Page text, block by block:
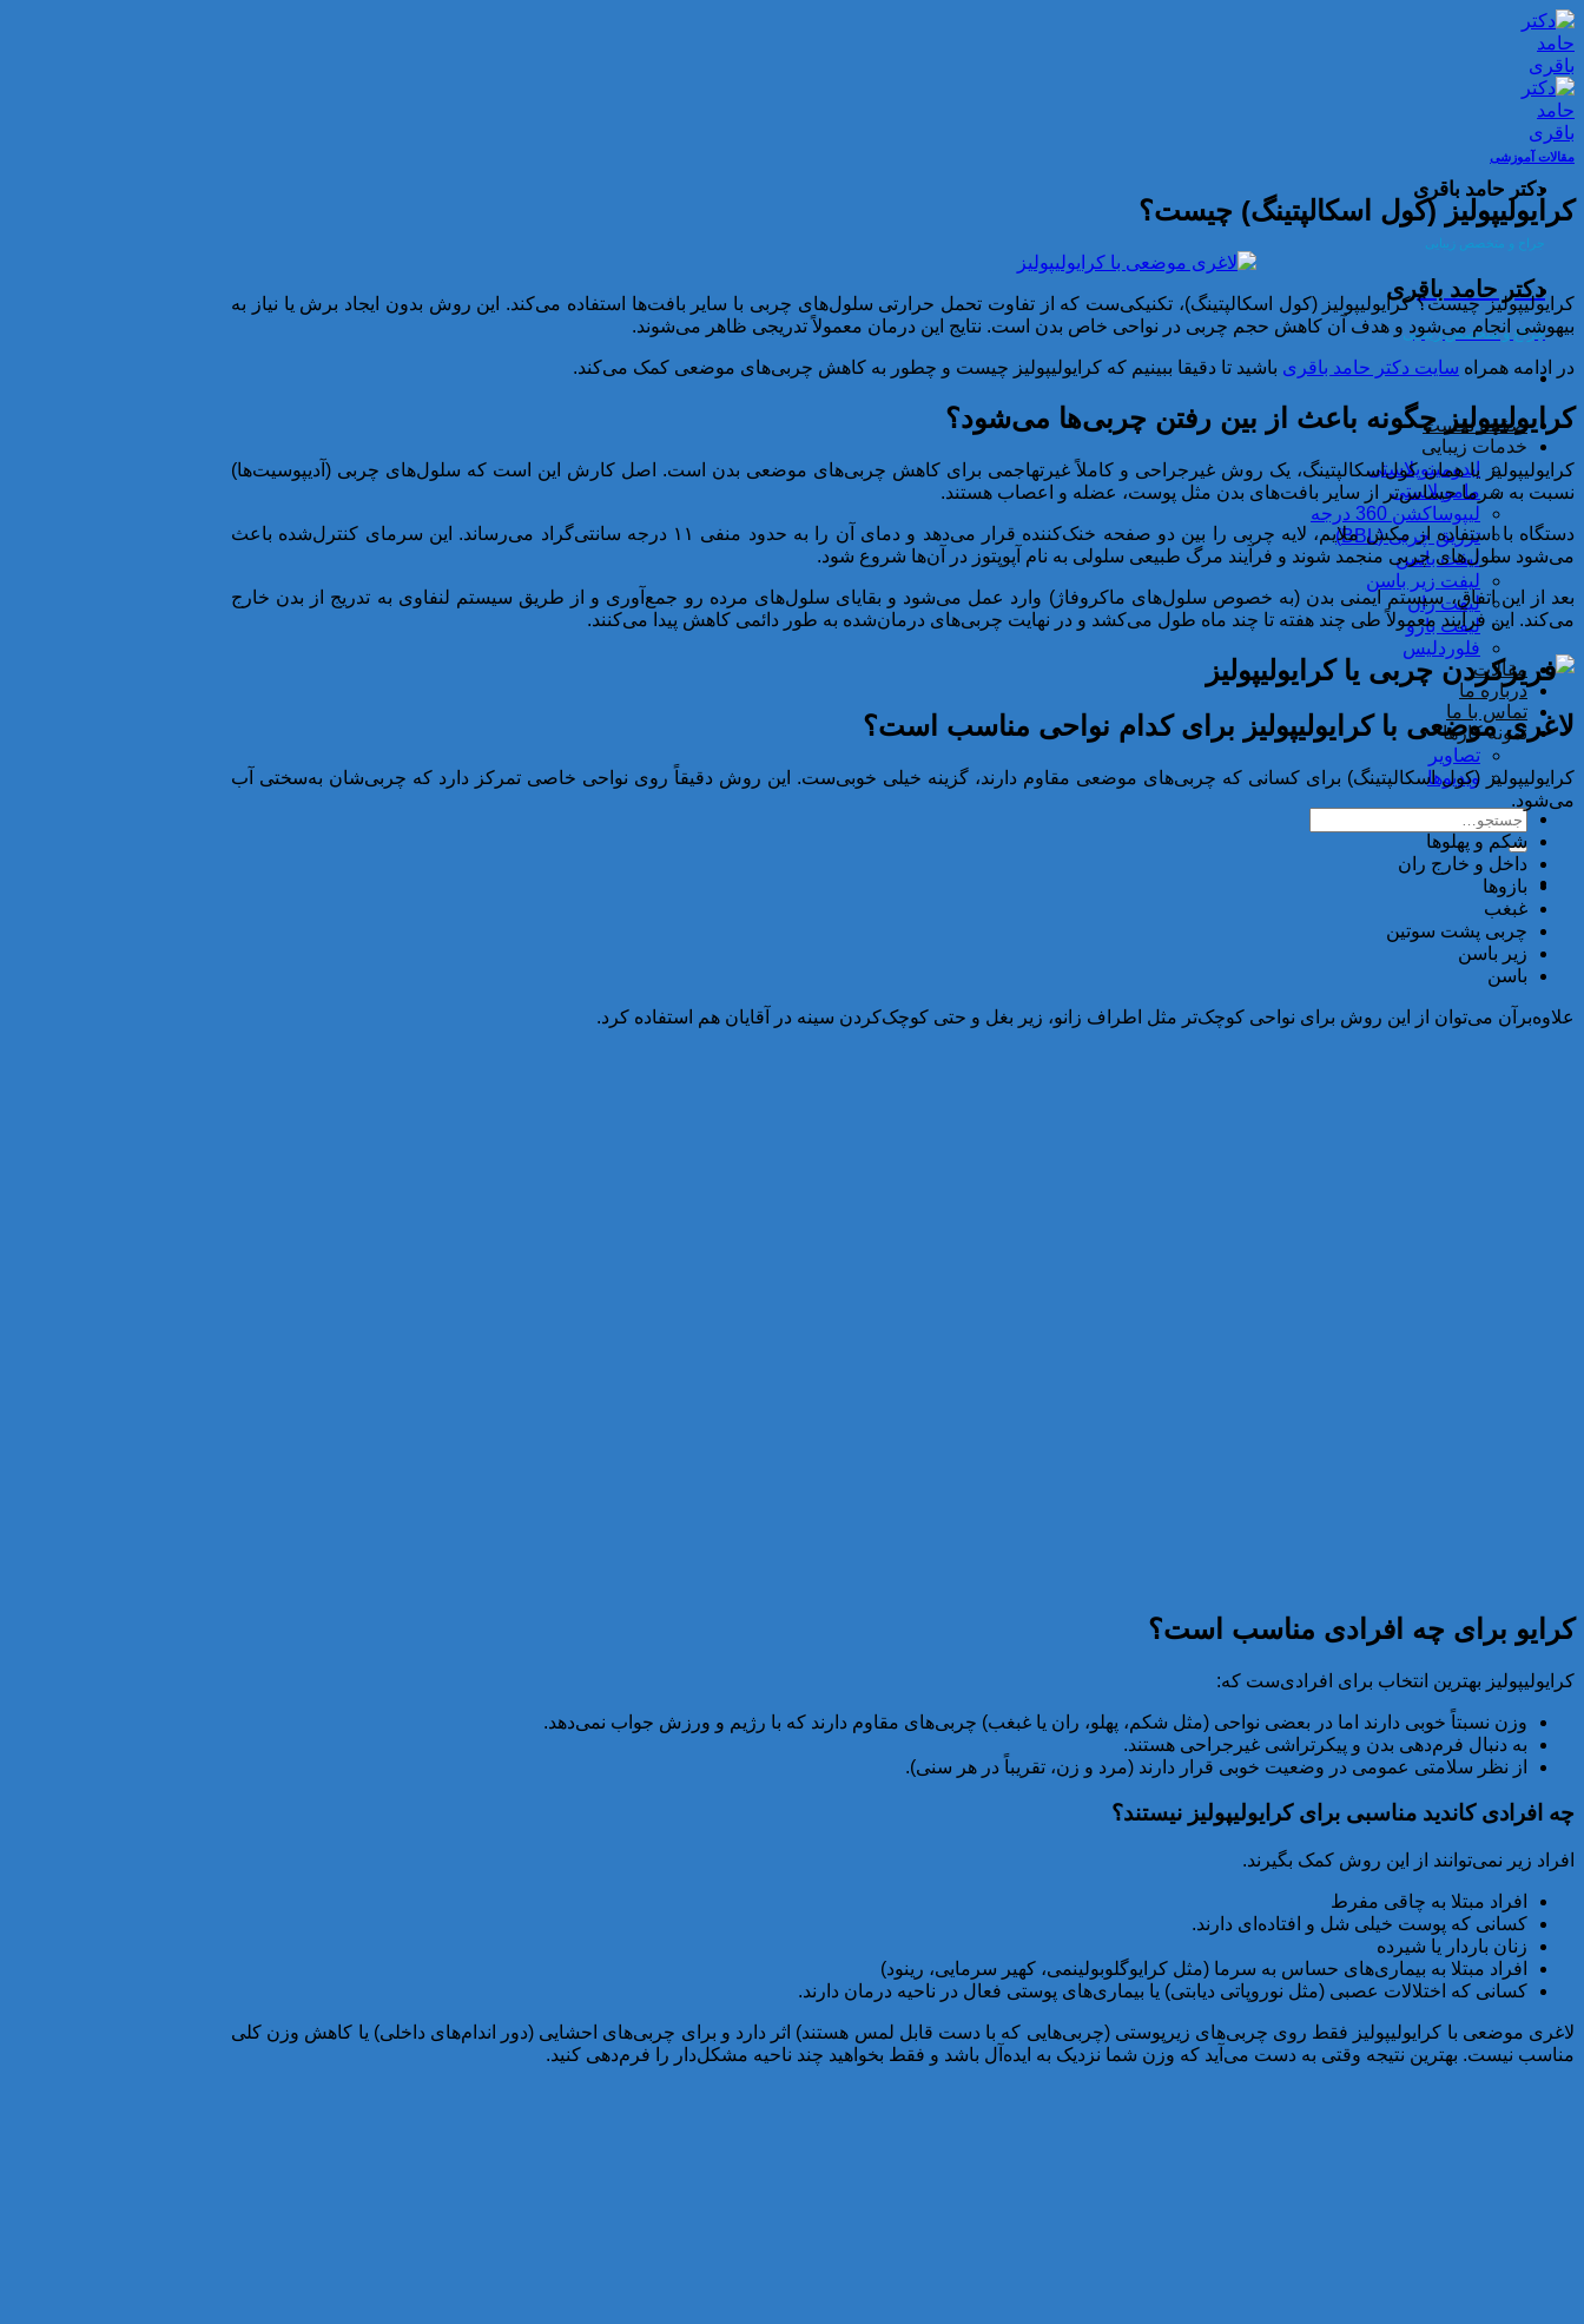
Skip
to
content
دکتر حامد باقری
جراح و متخصص زیبایی
دکتر حامد باقری
جراح و متخصص زیبایی
صفحه نخست
خدمات زیبایی
ابدومینوپلاستی
ماموپلاستی
لیپوساکشن 360 درجه
تزریق چربی (BBL)
لیفت باسن
لیفت زیر باسن
لیفت ران
لیفت بازو
فلوردلیس
مقالات
درباره ما
تماس با ما
نمونه کارها
تصاویر
ویدیوها
مقالات آموزشی
کرایولیپولیز (کول اسکالپتینگ) چیست؟
كرايوليپوليز چیست؟ کرایولیپولیز (کول اسکالپتینگ)، تکنیکی‌ست که از تفاوت تحمل حرارتی سلول‌های چربی با سایر بافت‌ها استفاده می‌کند. این روش بدون ایجاد برش یا نیاز به
بیهوشی انجام می‌شود و هدف آن کاهش حجم چربی در نواحی خاص بدن است. نتایج این درمان معمولاً تدریجی ظاهر می‌شوند.
در ادامه همراه سایت دکتر حامد باقری باشید تا دقیقا ببینیم که كرايوليپوليز چیست و چطور به کاهش چربی‌های موضعی کمک می‌کند.
کرایولیپولیز چگونه باعث از بین رفتن چربی‌ها می‌شود؟
کرایولیپولیز یا همان کول‌اسکالپتینگ، یک روش غیرجراحی و کاملاً غیرتهاجمی برای کاهش چربی‌های موضعی بدن است. اصل کارش این است که سلول‌های چربی (آدیپوسیت‌ها)
نسبت به سرما حساس‌تر از سایر بافت‌های بدن مثل پوست، عضله و اعصاب هستند.
دستگاه با استفاده از مکش ملایم، لایه چربی را بین دو صفحه خنک‌کننده قرار می‌دهد و دمای آن را به حدود منفی ۱۱ درجه سانتی‌گراد می‌رساند. این سرمای کنترل‌شده باعث
می‌شود سلول‌های چربی منجمد شوند و فرآیند مرگ طبیعی سلولی به نام آپوپتوز در آن‌ها شروع شود.
بعد از این اتفاق، سیستم ایمنی بدن (به خصوص سلول‌های ماکروفاژ) وارد عمل می‌شود و بقایای سلول‌های مرده رو جمع‌آوری و از طریق سیستم لنفاوی به تدریج از بدن خارج
می‌کند. این فرآیند معمولاً طی چند هفته تا چند ماه طول می‌کشد و در نهایت چربی‌های درمان‌شده به طور دائمی کاهش پیدا می‌کنند.
لاغری موضعی با کرایولیپولیز برای کدام نواحی مناسب است؟
کرایولیپولیز (کول اسکالپتینگ) برای کسانی که چربی‌های موضعی مقاوم دارند، گزینه خیلی خوبی‌ست. این روش دقیقاً روی نواحی خاصی تمرکز دارد که چربی‌شان به‌سختی آب
می‌شود.
شکم و پهلوها
داخل و خارج ران
بازوها
غبغب
چربی پشت سوتین
زیر باسن
باسن
علاوه‌برآن می‌توان از این روش برای نواحی کوچک‌تر مثل اطراف زانو، زیر بغل و حتی کوچک‌کردن سینه در آقایان هم استفاده کرد.
کرایو برای چه افرادی مناسب است؟
کرایولیپولیز بهترین انتخاب برای افرادی‌ست که:
وزن نسبتاً خوبی دارند اما در بعضی نواحی (مثل شکم، پهلو، ران یا غبغب) چربی‌های مقاوم دارند که با رژیم و ورزش جواب نمی‌دهد.
به دنبال فرم‌دهی بدن و پیکرتراشی غیرجراحی هستند.
از نظر سلامتی عمومی در وضعیت خوبی قرار دارند (مرد و زن، تقریباً در هر سنی).
چه افرادی کاندید مناسبی برای کرایولیپولیز نیستند؟
افراد زیر نمی‌توانند از این روش کمک بگیرند.
افراد مبتلا به چاقی مفرط
کسانی که پوست خیلی شل و افتاده‌ای دارند.
زنان باردار یا شیرده
افراد مبتلا به بیماری‌های حساس به سرما (مثل کرایوگلوبولینمی، کهیر سرمایی، رینود)
کسانی که اختلالات عصبی (مثل نوروپاتی دیابتی) یا بیماری‌های پوستی فعال در ناحیه درمان دارند.
لاغری موضعی با کرایولیپولیز فقط روی چربی‌های زیرپوستی (چربی‌هایی که با دست قابل لمس هستند) اثر دارد و برای چربی‌های احشایی (دور اندام‌های داخلی) یا کاهش وزن کلی
مناسب نیست. بهترین نتیجه وقتی به دست می‌آید که وزن شما نزدیک به ایده‌آل باشد و فقط بخواهید چند ناحیه مشکل‌دار را فرم‌دهی کنید.